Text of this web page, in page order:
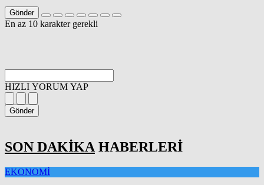
Gönder
En az 10 karakter gerekli
HIZLI YORUM YAP
Gönder
SON DAKİKA HABERLERİ
EKONOMİ